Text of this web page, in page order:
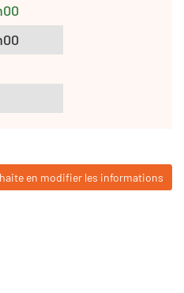
en modifier les informations